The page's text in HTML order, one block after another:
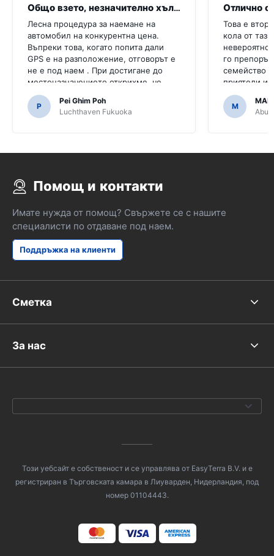
Общо взето, незначително хълцане
Лесна процедура за наемане на
автомобил на конкурентна цена.
Въпреки това, когато попита дали
GPS е на разположение, отговорът е
не е под наем . При достигане до
местоназначението открихме, че
колата е с GPS.Би било ужасно, ако
решихме да купим GPS, тъй като е
необходимо да се движим по
P
Pei Ghim Poh
Luchthaven Fukuoka
Отлично
Това е
кола от
го
семейство
приятели и
че го
M
Abu
Помощ и контакти
Имате нужда от помощ? Свържете се с нашите
специалисти по отдаване под наем.
Поддръжка на клиенти
Сметка
За нас
Този уебсайт е собственост и се управлява от EasyTerra B.V. и е
регистриран в Търговската камара в Лиуварден, Нидерландия, под
номер 01104443.